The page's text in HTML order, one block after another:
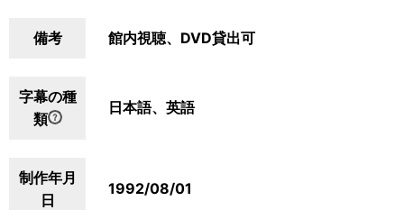
備考 館内視聴、DVD貸出可
字幕の種
類
日本語、英語
制作年月
日
1992/08/01